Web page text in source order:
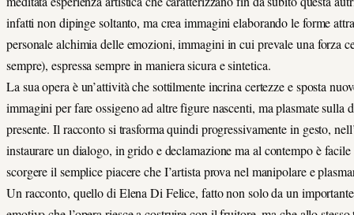
infatti non dipinge soltanto, ma crea immagini elaborando le forme
personale alchimia delle emozioni, immagini in cui prevale una forza
sempre), espressa sempre in maniera sicura e sintetica.
La sua opera è un’attività che sottilmente incrina certezze e sposta
immagini per fare ossigeno ad altre figure nascenti, ma plasmate sulla
presente. Il racconto si trasforma quindi progressivamente in gesto,
instaurare un dialogo, in grido e declamazione ma al contempo è facile
scorgere il semplice piacere che I’artista prova nel manipolare e
Un racconto, quello di Elena Di Felice, fatto non solo da un